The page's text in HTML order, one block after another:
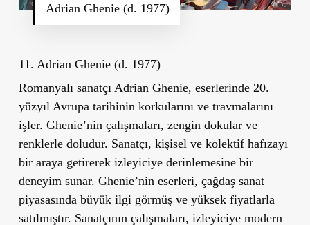
Adrian Ghenie (d. 1977)
11. Adrian Ghenie (d. 1977)
Romanyalı sanatçı Adrian Ghenie, eserlerinde 20.
yüzyıl Avrupa tarihinin korkularını ve travmalarını
işler. Ghenie’nin çalışmaları, zengin dokular ve
renklerle doludur. Sanatçı, kişisel ve kolektif hafızayı
bir araya getirerek izleyiciye derinlemesine bir
deneyim sunar. Ghenie’nin eserleri, çağdaş sanat
piyasasında büyük ilgi görmüş ve yüksek fiyatlarla
satılmıştır. Sanatçının çalışmaları, izleyiciye modern